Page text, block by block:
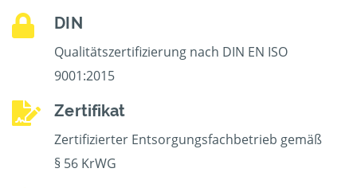
DIN
Qualitätszertifizierung nach DIN EN ISO
9001:2015
Zertifikat
Zertifizierter Entsorgungsfachbetrieb gemäß
§ 56 KrWG